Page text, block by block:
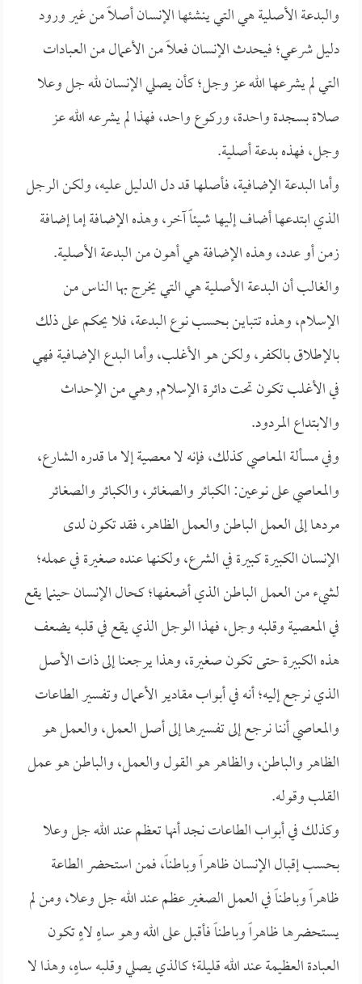
والبدعة الأصلية هي التي ينشئها الإنسان أصلاً من غير ورود
دليل شرعي؛ فيحدث الإنسان فعلاً من الأعمال من العبادات
التي لم يشرعها الله عز وجل؛ كأن يصلي الإنسان لله جل وعلا
صلاة بسجدة واحدة، وركوع واحد، فهذا لم يشرعه الله عز
وجل، فهذه بدعة أصلية.
وأما البدعة الإضافية، فأصلها قد دل الدليل عليه، ولكن الرجل
الذي ابتدعها أضاف إليها شيئاً آخر، وهذه الإضافة إما إضافة
زمن أو عدد، وهذه الإضافة هي أهون من البدعة الأصلية.
والغالب أن البدعة الأصلية هي التي يخرج بها الناس من
الإسلام، وهذه تتباين بحسب نوع البدعة، فلا يحكم على ذلك
بالإطلاق بالكفر، ولكن هو الأغلب، وأما البدع الإضافية فهي
في الأغلب تكون تحت دائرة الإسلام, وهي من الإحداث
والابتداع المردود.
وفي مسألة المعاصي كذلك، فإنه لا معصية إلا ما قدره الشارع،
والمعاصي على نوعين: الكبائر والصغائر، والكبائر والصغائر
مردها إلى العمل الباطن والعمل الظاهر، فقد تكون لدى
الإنسان الكبيرة كبيرة في الشرع، ولكنها عنده صغيرة في عمله؛
لشيء من العمل الباطن الذي أضعفها؛ كحال الإنسان حينما يقع
في المعصية وقلبه وجل، فهذا الوجل الذي يقع في قلبه يضعف
هذه الكبيرة حتى تكون صغيرة، وهذا يرجعنا إلى ذات الأصل
الذي نرجع إليه؛ أنه في أبواب مقادير الأعمال وتفسير الطاعات
والمعاصي أننا نرجع إلى تفسيرها إلى أصل العمل، والعمل هو
الظاهر والباطن، والظاهر هو القول والعمل، والباطن هو عمل
القلب وقوله.
وكذلك في أبواب الطاعات نجد أنها تعظم عند الله جل وعلا
بحسب إقبال الإنسان ظاهراً وباطناً، فمن استحضر الطاعة
ظاهراً وباطناً في العمل الصغير عظم عند الله جل وعلا، ومن لم
يستحضرها ظاهراً وباطناً فأقبل على الله وهو ساهٍ لاهٍ تكون
العبادة العظيمة عند الله قليلة؛ كالذي يصلي وقلبه ساهٍ، وهذا لا